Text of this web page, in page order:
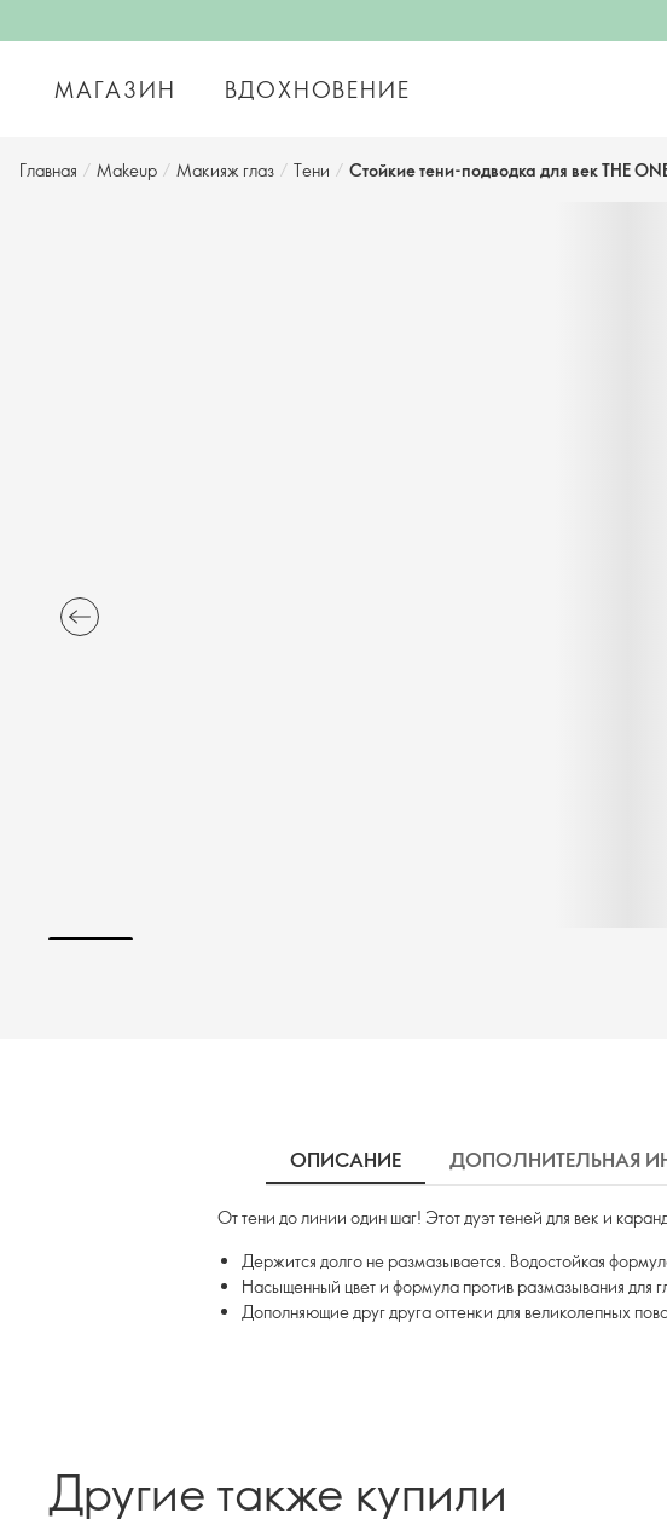
МАГАЗИН ВДОХНОВЕНИЕ
Главная / Makeup / Макияж глаз / Тени / Стойкие тени-подводка для век THE
ОПИСАНИЕ ДОПОЛНИТЕЛЬНАЯ
От тени до линии один шаг! Этот дуэт теней для век и
Держится долго не размазывается. Водостойкая
Насыщенный цвет и формула против размазывания для
Дополняющие друг друга оттенки для великолепных
Другие также купили